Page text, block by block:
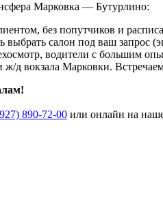
Марковка — Бутурлино:
без попутчиков и
салон под ваш запрос
водители с большим
ж/д вокзала Марковки.
890-72-00 или онлайн на